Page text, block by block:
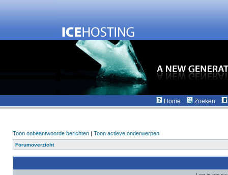
Home Zoeken
Toon onbeantwoorde berichten | Toon actieve onderwerpen
Forumoverzicht